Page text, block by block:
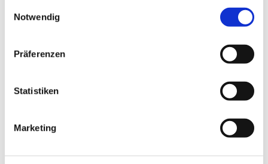
Notwendig
Präferenzen
Statistiken
Marketing